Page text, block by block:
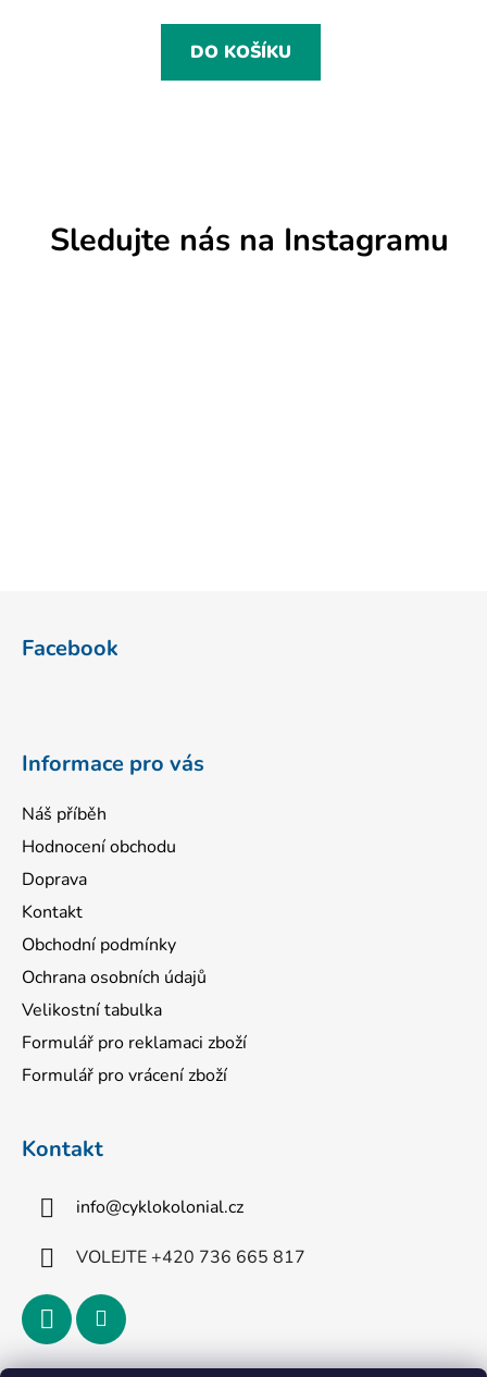
DO KOŠÍKU
Sledujte nás na Instagramu
Facebook
Informace pro vás
Náš příběh
Hodnocení obchodu
Doprava
Kontakt
Obchodní podmínky
Ochrana osobních údajů
Velikostní tabulka
Formulář pro reklamaci zboží
Formulář pro vrácení zboží
Kontakt
info@cyklokolonial.cz
VOLEJTE +420 736 665 817